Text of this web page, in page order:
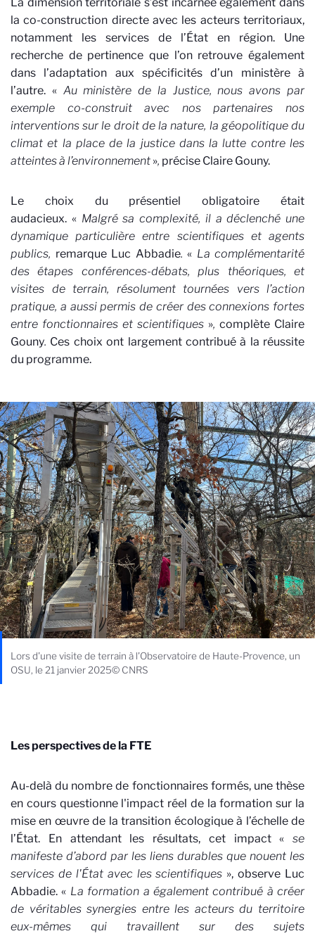
la co-construction directe avec les acteurs territoriaux,
notamment les services de l’État en région. Une
recherche de pertinence que l’on retrouve également
dans l’adaptation aux spécificités d’un ministère à
l’autre. « Au ministère de la Justice, nous avons par
exemple co-construit avec nos partenaires nos
interventions sur le droit de la nature, la géopolitique du
climat et la place de la justice dans la lutte contre les
atteintes à l’environnement », précise Claire Gouny.
Le choix du présentiel obligatoire était
audacieux. « Malgré sa complexité, il a déclenché une
dynamique particulière entre scientifiques et agents
publics, remarque Luc Abbadie. « La complémentarité
des étapes conférences-débats, plus théoriques, et
visites de terrain, résolument tournées vers l’action
pratique, a aussi permis de créer des connexions fortes
entre fonctionnaires et scientifiques », complète Claire
Gouny. Ces choix ont largement contribué à la réussite
du programme.
Lors d'une visite de terrain à l'Observatoire de Haute-Provence, un
OSU, le 21 janvier 2025© CNRS
Les perspectives de la FTE
Au-delà du nombre de fonctionnaires formés, une thèse
en cours questionne l'impact réel de la formation sur la
mise en œuvre de la transition écologique à l’échelle de
l’État. En attendant les résultats, cet impact « se
manifeste d’abord par les liens durables que nouent les
services de l'État avec les scientifiques », observe Luc
Abbadie. « La formation a également contribué à créer
de véritables synergies entre les acteurs du territoire
eux-mêmes qui travaillent sur des sujets